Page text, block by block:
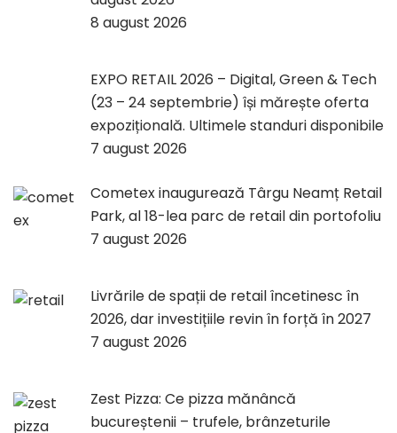
8 august 2026
EXPO RETAIL 2026 – Digital, Green & Tech
(23 – 24 septembrie) își mărește oferta
expozițională. Ultimele standuri disponibile
7 august 2026
Cometex inaugurează Târgu Neamț Retail
Park, al 18-lea parc de retail din portofoliu
7 august 2026
Livrările de spații de retail încetinesc în
2026, dar investițiile revin în forță în 2027
7 august 2026
Zest Pizza: Ce pizza mănâncă
bucureștenii – trufele, brânzeturile